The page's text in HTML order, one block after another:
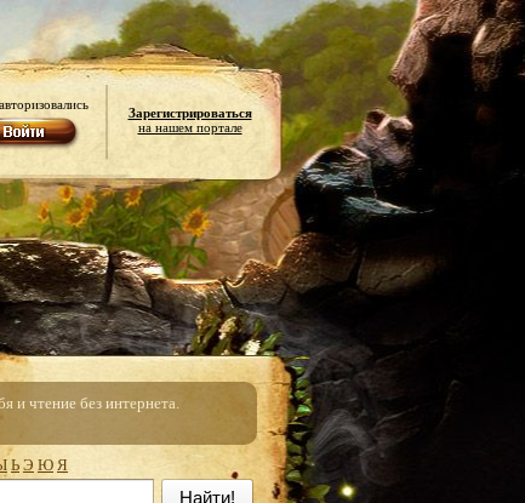
Зарегистрироваться
на нашем портале
и чтение без интернета.
Ь Э Ю Я
Найти!